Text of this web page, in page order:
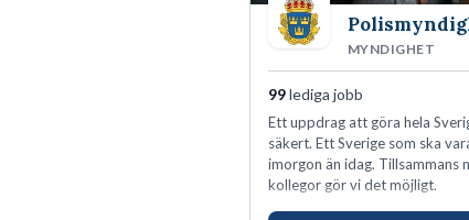
MYNDIGHET
99lediga jobb
Ett uppdrag att göra hela
säkert. Ett Sverige som ska
imorgon än idag. Tillsammans
kollegor gör vi det möjligt.